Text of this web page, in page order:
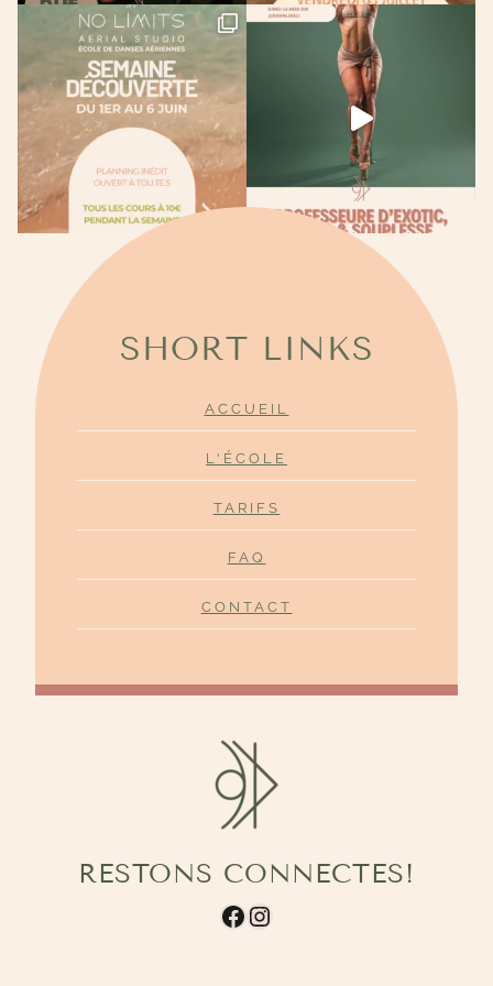
SHORT LINKS
ACCUEIL
L'ÉCOLE
TARIFS
FAQ
CONTACT
RESTONS CONNECTES!
Facebook
Instagram